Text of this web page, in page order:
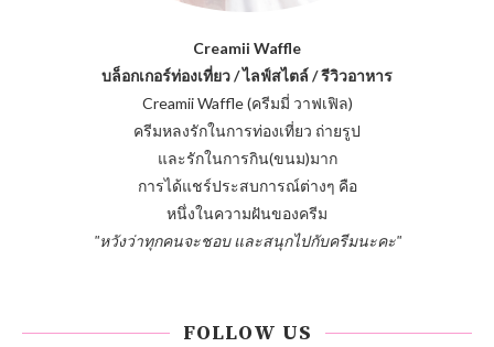
Creamii Waffle
บล็อกเกอร์ท่องเที่ยว / ไลฟ์สไตล์ / รีวิวอาหาร
Creamii Waffle (ครีมมี่ วาฟเฟิล)
ครีมหลงรักในการท่องเที่ยว ถ่ายรูป
และรักในการกิน(ขนม)มาก
การได้แชร์ประสบการณ์ต่างๆ คือ
หนึ่งในความฝันของครีม
"หวังว่าทุกคนจะชอบ และสนุกไปกับครีมนะคะ"
FOLLOW US